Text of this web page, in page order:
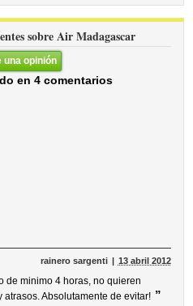
sobre Air Madagascar
una opinión
en 4 comentarios
rainero sargenti 13 abril 2012
de minimo 4 horas, no quieren
Absolutamente de evitar! ”